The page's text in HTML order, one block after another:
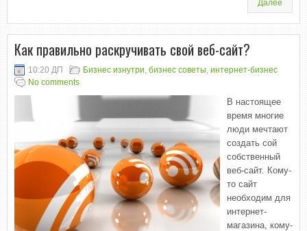
Далее
Как правильно раскручивать свой веб-сайт?
10:20 ДП Бизнес изнутри, бизнес советы, интернет-бизнес
No comments
В настоящее
время многие
люди мечтают
создать сой
собственный
веб-сайт. Кому-
то сайт
необходим для
интернет-
магазина, кому-